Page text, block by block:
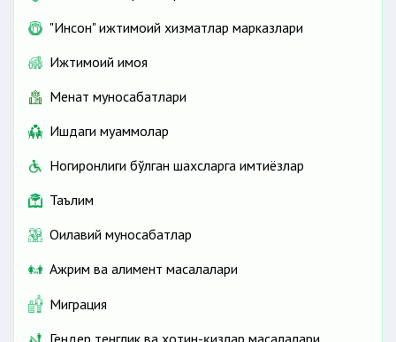
"Инсон" ижтимоий хизматлар марказлари
Ижтимоий ҳимоя
Меҳнат муносабатлари
Ишдаги муаммолар
Ногиронлиги бўлган шахсларга имтиёзлар
Таълим
Оилавий муносабатлар
Ажрим ва алимент масалалари
Миграция